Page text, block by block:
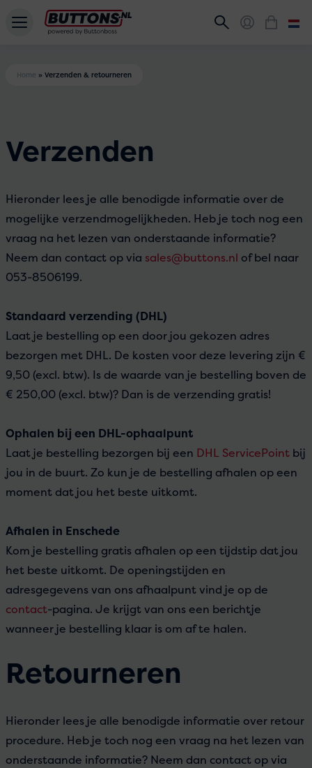
Home » Verzenden & retourneren
Verzenden
Hieronder lees je alle benodigde informatie over de
mogelijke verzendmogelijkheden. Heb je toch nog een
vraag na het lezen van onderstaande informatie?
Neem dan contact op via sales@buttons.nl of bel naar
053-8506199.
Standaard verzending (DHL)
Laat je bestelling op een door jou gekozen adres
bezorgen met DHL. De kosten voor deze levering zijn €
9,50 (excl. btw). Is de waarde van je bestelling boven de
€ 250,00 (excl. btw)? Dan is de verzending gratis!
Ophalen bij een DHL-ophaalpunt
Laat je bestelling bezorgen bij een DHL ServicePoint bij
jou in de buurt. Zo kun je de bestelling afhalen op een
moment dat jou het beste uitkomt.
Afhalen in Enschede
Kom je bestelling gratis afhalen op een tijdstip dat jou
het beste uitkomt. De openingstijden en
adresgegevens van ons afhaalpunt vind je op de
contact-pagina. Je krijgt van ons een berichtje
wanneer je bestelling klaar is om af te halen.
Retourneren
Hieronder lees je alle benodigde informatie over retour
procedure. Heb je toch nog een vraag na het lezen van
onderstaande informatie? Neem dan contact op via